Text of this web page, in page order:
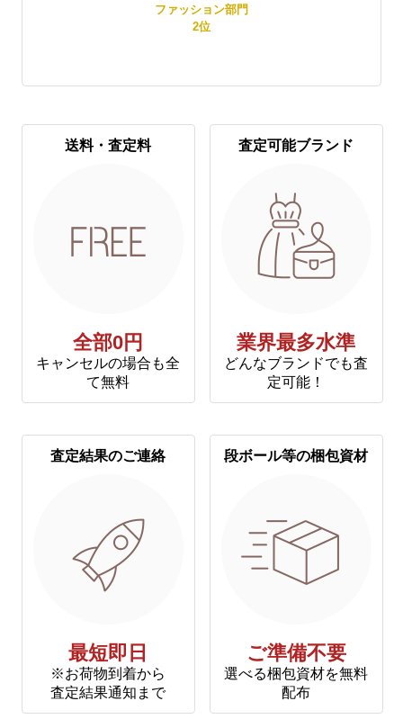
ファッション部門
2位
送料・査定料
全部0円
キャンセルの場合も全
て無料
査定可能ブランド
業界最多水準
どんなブランドでも査
定可能！
査定結果のご連絡
最短即日
※お荷物到着から
査定結果通知まで
段ボール等の梱包資材
ご準備不要
選べる梱包資材を無料
配布